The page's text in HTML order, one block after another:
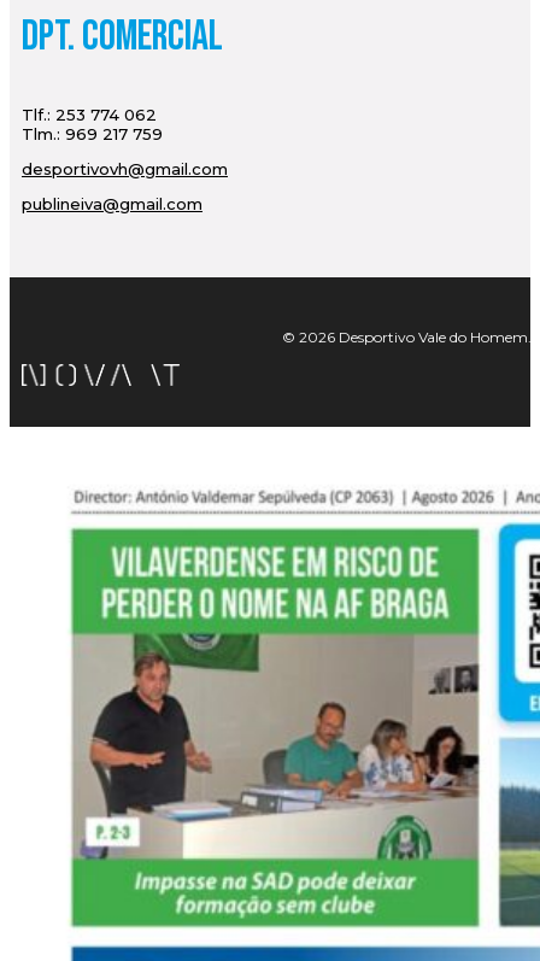
Dpt. Comercial
Tlf.: 253 774 062
Tlm.: 969 217 759
desportivovh@gmail.com
publineiva@gmail.com
© 2026 Desportivo Vale do Homem.